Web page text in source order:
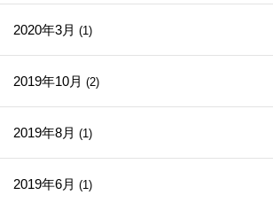
2020年3月 (1)
2019年10月 (2)
2019年8月 (1)
2019年6月 (1)